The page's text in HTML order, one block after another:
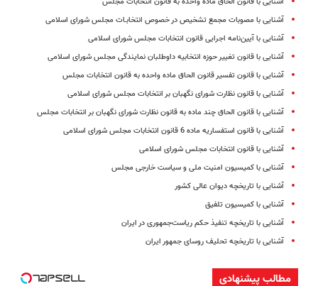
آشنایی با مصوبات مجمع تشخیص در خصوص انتخابـات مجلس شورای اسلامی
آشنایی با آیین‌نامه اجرایی قانون انتخابات مجلس شورای اسلامی
آشنایی با قانون تغییر حوزه انتخابیه داوطلبان نمایندگی مجلس شورای اسلامی
آشنایی با قانون تفسیر قانون الحاق ماده واحده به قانون انتخابات مجلس
آشنایی با قانون نظارت شورای نگهبان بر انتخابات مجلس شورای اسلامی
آشنایی با قانون الحاق چند ماده به قانون نظارت شورای نگهبان بر انتخابات مجلس
آشنایی با قانون استفساریه ماده 6 قانون انتخابات مجلس شورای اسلامی
آشنایی با قانون انتخابات مجلس شورای اسلامی
آشنایی با کمیسیون امنیت ملی و سیاست خارجی مجلس
آشنایی با تاریخچه دیوان عالی کشور
آشنایی با کمیسیون تلفیق
آشنایی با تاریخچه تنفیذ حکم ریاست‌جمهوری در ایران
آشنایی با تاریخچه تحلیف روسای جمهور ایران
مطالب پیشنهادی